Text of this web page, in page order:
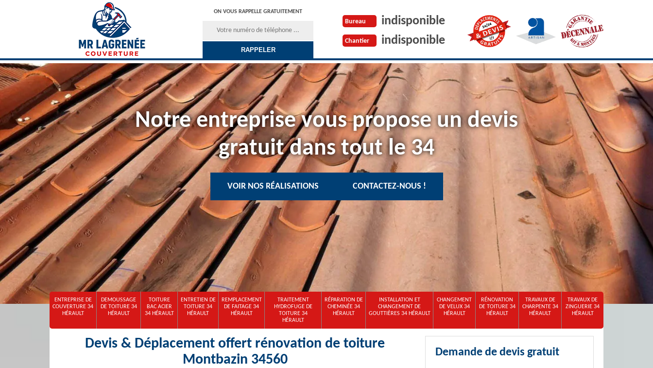
ON VOUS RAPPELLE GRATUITEMENT
Bureau indisponible
Chantier indisponible
Notre entreprise vous propose un devis
gratuit dans tout le 34
VOIR NOS RÉALISATIONS CONTACTEZ-NOUS !
ENTREPRISE DE
COUVERTURE 34
HÉRAULT
DEMOUSSAGE
DE TOITURE 34
HÉRAULT
TOITURE
BAC ACIER
34 HÉRAULT
ENTRETIEN DE
TOITURE 34
HÉRAULT
REMPLACEMENT
DE FAITAGE 34
HÉRAULT
TRAITEMENT
HYDROFUGE DE
TOITURE 34
HÉRAULT
RÉPARATION DE
CHEMINÉE 34
HÉRAULT
INSTALLATION ET
CHANGEMENT DE
GOUTTIÈRES 34 HÉRAULT
CHANGEMENT
DE VELUX 34
HÉRAULT
RÉNOVATION
DE TOITURE 34
HÉRAULT
TRAVAUX DE
CHARPENTE 34
HÉRAULT
TRAVAUX DE
ZINGUERIE 34
HÉRAULT
Devis & Déplacement offert rénovation de toiture
Montbazin 34560
Demande de devis gratuit